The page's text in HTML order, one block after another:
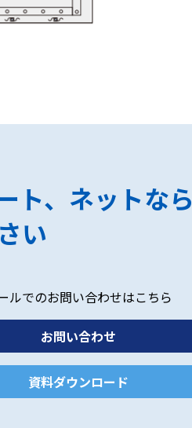
ト、ネットなら
い
ルでのお問い合わせはこちら
お問い合わせ
資料ダウンロード